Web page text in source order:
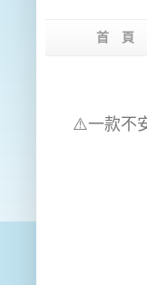
首
⚠️一款不